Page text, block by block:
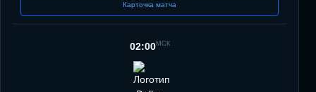
Карточка матча
02:00МСК